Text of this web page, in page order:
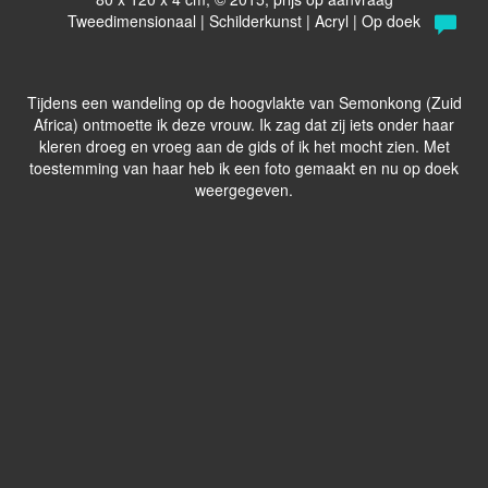
Tweedimensionaal | Schilderkunst | Acryl | Op doek
Tijdens een wandeling op de hoogvlakte van Semonkong (Zuid
Africa) ontmoette ik deze vrouw. Ik zag dat zij iets onder haar
kleren droeg en vroeg aan de gids of ik het mocht zien. Met
toestemming van haar heb ik een foto gemaakt en nu op doek
weergegeven.